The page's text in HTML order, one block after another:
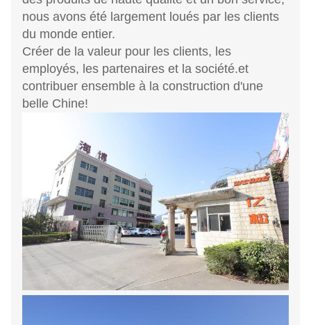
nous avons été largement loués par les clients
du monde entier.
Créer de la valeur pour les clients, les
employés, les partenaires et la société.et
contribuer ensemble à la construction d'une
belle Chine!